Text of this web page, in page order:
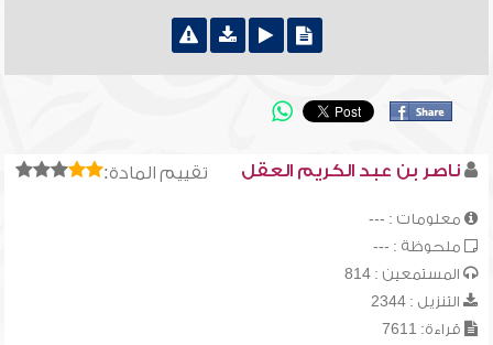
تقييم المادة: ناصر بن عبد الكريم العقل
معلومات : ---
ملحوظة : ---
المستمعين : 814
التنزيل : 2344
قراءة: 7611